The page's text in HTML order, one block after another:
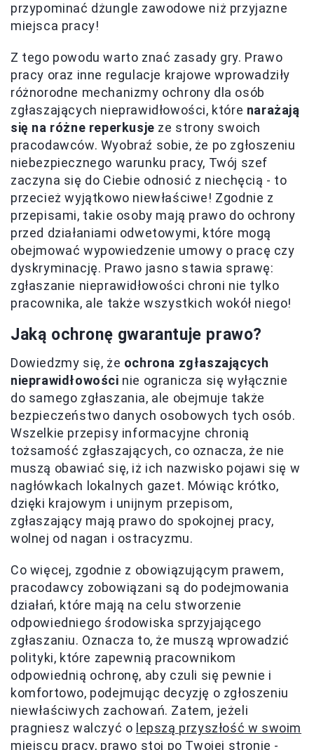
przypominać dżungle zawodowe niż przyjazne
miejsca pracy!
Z tego powodu warto znać zasady gry. Prawo
pracy oraz inne regulacje krajowe wprowadziły
różnorodne mechanizmy ochrony dla osób
zgłaszających nieprawidłowości, które narażają
się na różne reperkusje ze strony swoich
pracodawców. Wyobraź sobie, że po zgłoszeniu
niebezpiecznego warunku pracy, Twój szef
zaczyna się do Ciebie odnosić z niechęcią - to
przecież wyjątkowo niewłaściwe! Zgodnie z
przepisami, takie osoby mają prawo do ochrony
przed działaniami odwetowymi, które mogą
obejmować wypowiedzenie umowy o pracę czy
dyskryminację. Prawo jasno stawia sprawę:
zgłaszanie nieprawidłowości chroni nie tylko
pracownika, ale także wszystkich wokół niego!
Jaką ochronę gwarantuje prawo?
Dowiedzmy się, że ochrona zgłaszających
nieprawidłowości nie ogranicza się wyłącznie
do samego zgłaszania, ale obejmuje także
bezpieczeństwo danych osobowych tych osób.
Wszelkie przepisy informacyjne chronią
tożsamość zgłaszających, co oznacza, że nie
muszą obawiać się, iż ich nazwisko pojawi się w
nagłówkach lokalnych gazet. Mówiąc krótko,
dzięki krajowym i unijnym przepisom,
zgłaszający mają prawo do spokojnej pracy,
wolnej od nagan i ostracyzmu.
Co więcej, zgodnie z obowiązującym prawem,
pracodawcy zobowiązani są do podejmowania
działań, które mają na celu stworzenie
odpowiedniego środowiska sprzyjającego
zgłaszaniu. Oznacza to, że muszą wprowadzić
polityki, które zapewnią pracownikom
odpowiednią ochronę, aby czuli się pewnie i
komfortowo, podejmując decyzję o zgłoszeniu
niewłaściwych zachowań. Zatem, jeżeli
pragniesz walczyć o lepszą przyszłość w swoim
miejscu pracy, prawo stoi po Twojej stronie -